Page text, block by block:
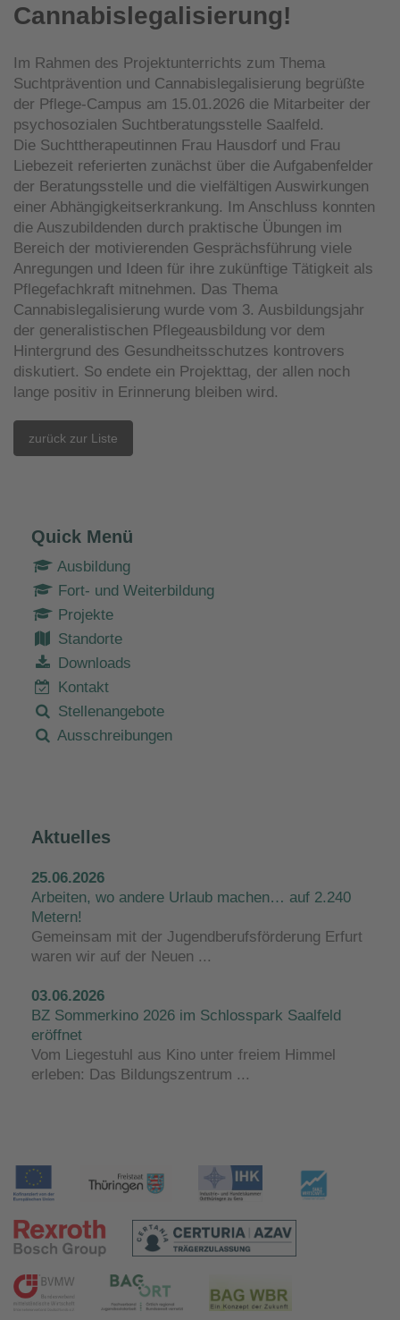
Cannabislegalisierung!
Im Rahmen des Projektunterrichts zum Thema
Suchtprävention und Cannabislegalisierung begrüßte
der Pflege-Campus am 15.01.2026 die Mitarbeiter der
psychosozialen Suchtberatungsstelle Saalfeld.
Die Suchttherapeutinnen Frau Hausdorf und Frau
Liebezeit referierten zunächst über die Aufgabenfelder
der Beratungsstelle und die vielfältigen Auswirkungen
einer Abhängigkeitserkrankung. Im Anschluss konnten
die Auszubildenden durch praktische Übungen im
Bereich der motivierenden Gesprächsführung viele
Anregungen und Ideen für ihre zukünftige Tätigkeit als
Pflegefachkraft mitnehmen. Das Thema
Cannabislegalisierung wurde vom 3. Ausbildungsjahr
der generalistischen Pflegeausbildung vor dem
Hintergrund des Gesundheitsschutzes kontrovers
diskutiert. So endete ein Projekttag, der allen noch
lange positiv in Erinnerung bleiben wird.
zurück zur Liste
Quick Menü
Ausbildung
Fort- und Weiterbildung
Projekte
Standorte
Downloads
Kontakt
Stellenangebote
Ausschreibungen
Aktuelles
25.06.2026
Arbeiten, wo andere Urlaub machen… auf 2.240
Metern!
Gemeinsam mit der Jugendberufsförderung Erfurt
waren wir auf der Neuen ...
03.06.2026
BZ Sommerkino 2026 im Schlosspark Saalfeld
eröffnet
Vom Liegestuhl aus Kino unter freiem Himmel
erleben: Das Bildungszentrum ...